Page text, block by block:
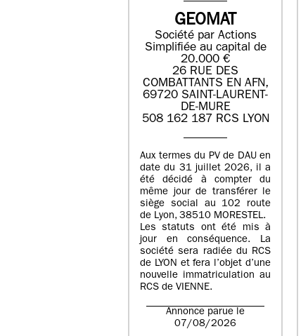
GEOMAT
Société par Actions
Simplifiée au capital de
20.000 €
26 RUE DES
COMBATTANTS EN AFN,
69720 SAINT-LAURENT-
DE-MURE
508 162 187 RCS LYON
Aux termes du PV de DAU en
date du 31 juillet 2026, il a
été décidé à compter du
même jour de transférer le
siège social au 102 route
de Lyon, 38510 MORESTEL.
Les statuts ont été mis à
jour en conséquence. La
société sera radiée du RCS
de LYON et fera l’objet d’une
nouvelle immatriculation au
RCS de VIENNE.
Annonce parue le
07/08/2026